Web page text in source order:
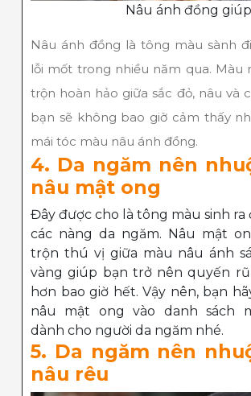
Nâu ánh đồng
Nâu ánh đồng là tông màu sành
lỗi mốt trong nhiều năm qua. Màu
trộn hoàn hảo giữa sắc đỏ, nâu và
bạn sẽ không bao giờ cảm thấy
mái tóc màu nâu ánh đồng.
4. Da ngăm nên
nâu mật ong
Đây được cho là tông màu sinh ra
các nàng da ngăm. Nâu mật
trộn thú vị giữa màu nâu ánh
vàng giúp bạn trở nên quyến
hơn bao giờ hết. Vậy nên, bạn
nâu mật ong vào danh sách
dành cho người da ngăm nhé.
5. Da ngăm nên
nâu rêu